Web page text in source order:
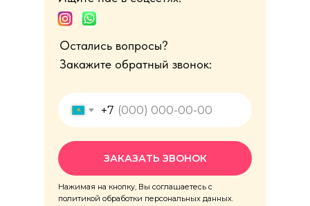
Остались вопросы?
Закажите обратный звонок:
+7
ЗАКАЗАТЬ ЗВОНОК
Нажимая на кнопку, Вы соглашаетесь с
политикой обработки персональных данных.